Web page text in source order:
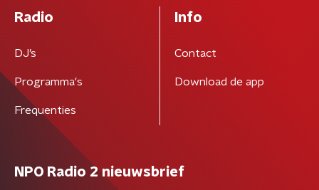
Radio
DJ’s
Programma's
Frequenties
Info
Contact
Download de app
NPO Radio 2 nieuwsbrief